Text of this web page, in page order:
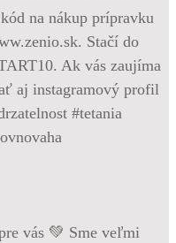
vás 💚 Sme veľmi